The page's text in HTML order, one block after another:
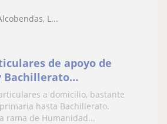
L...
de apoyo de
Bachillerato
a domicilio, bastante
hasta Bachillerato.
rama de Humanidad...